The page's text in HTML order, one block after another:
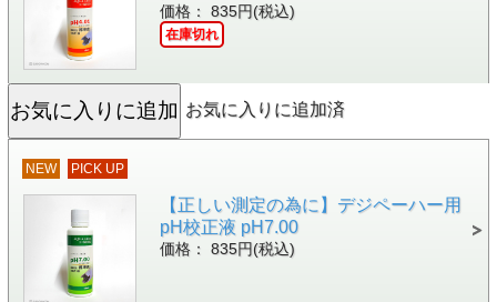
価格： 835円(税込)
在庫切れ
お気に入りに追加済
NEW PICK UP
【正しい測定の為に】デジペーハー用
pH校正液 pH7.00
価格： 835円(税込)